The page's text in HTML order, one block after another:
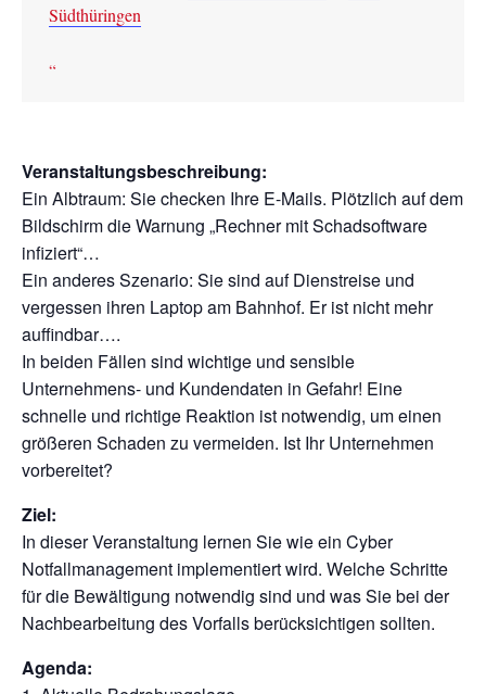
Südthüringen
Veranstaltungsbeschreibung:
Ein Albtraum: Sie checken Ihre E-Mails. Plötzlich auf dem
Bildschirm die Warnung „Rechner mit Schadsoftware
infiziert“…
Ein anderes Szenario: Sie sind auf Dienstreise und
vergessen ihren Laptop am Bahnhof. Er ist nicht mehr
auffindbar….
In beiden Fällen sind wichtige und sensible
Unternehmens- und Kundendaten in Gefahr! Eine
schnelle und richtige Reaktion ist notwendig, um einen
größeren Schaden zu vermeiden. Ist Ihr Unternehmen
vorbereitet?
Ziel:
In dieser Veranstaltung lernen Sie wie ein Cyber
Notfallmanagement implementiert wird. Welche Schritte
für die Bewältigung notwendig sind und was Sie bei der
Nachbearbeitung des Vorfalls berücksichtigen sollten.
Agenda: